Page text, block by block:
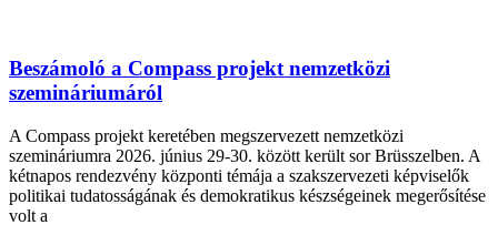
Beszámoló a Compass projekt nemzetközi
szemináriumáról
A Compass projekt keretében megszervezett nemzetközi
szemináriumra 2026. június 29-30. között került sor Brüsszelben. A
kétnapos rendezvény központi témája a szakszervezeti képviselők
politikai tudatosságának és demokratikus készségeinek megerősítése
volt a